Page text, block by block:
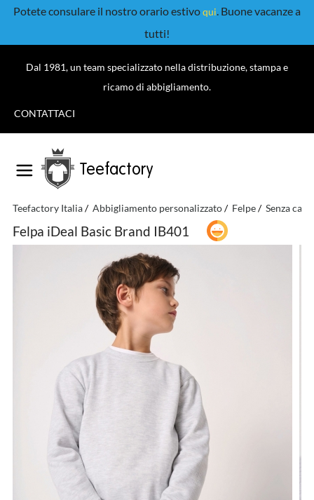
Potete consulare il nostro orario estivoqui. Buone vacanze a
tutti!
Dal 1981, un team specializzato nella distribuzione, stampa e
ricamo di abbigliamento.
CONTATTACI
Teefactory
Teefactory Italia Abbigliamento personalizzato Felpe Senza
Felpa iDeal Basic Brand IB401